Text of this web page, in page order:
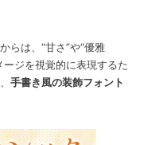
らは、“甘さ”や“優雅
ジを視覚的に表現するた
手書き風の装飾フォント